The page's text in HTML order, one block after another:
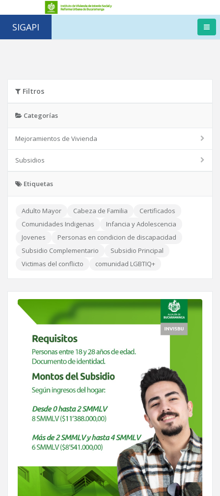
SIGAPI
Filtros
Categorías
Mejoramientos de Vivienda
Subsidios
Etiquetas
Adulto Mayor Cabeza de Familia
Certificados
Comunidades Indigenas
Infancia y Adolescencia
Jovenes
Personas en condicion de discapacidad
Subsidio Complementario
Subsidio Principal
Victimas del conflicto
comunidad LGBTIQ+